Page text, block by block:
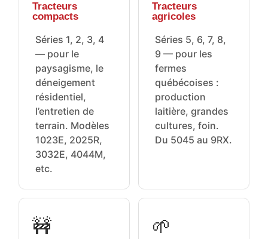
Tracteurs
compacts
Séries 1, 2, 3, 4
— pour le
paysagisme, le
déneigement
résidentiel,
l’entretien de
terrain. Modèles
1023E, 2025R,
3032E, 4044M,
etc.
Tracteurs
agricoles
Séries 5, 6, 7, 8,
9 — pour les
fermes
québécoises :
production
laitière, grandes
cultures, foin.
Du 5045 au 9RX.
🚧 🌱